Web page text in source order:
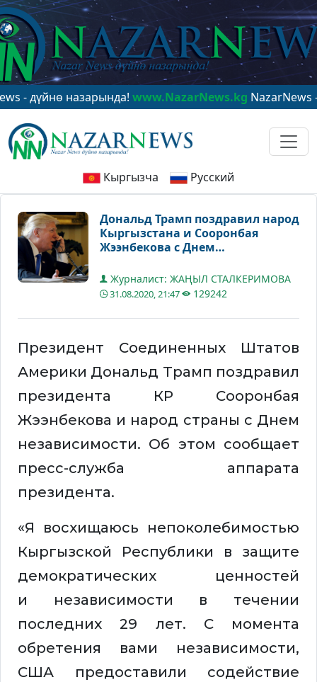
назарында!www.NazarNews.kgNazarNews - в
Кыргызча Русский
Дональд Трамп поздравил народ
Кыргызстана и Сооронбая
Жээнбекова с Днем
Журналист: ЖАҢЫЛ СТАЛКЕРИМОВА
31.08.2020, 21:47 129242
Президент Соединенных Штатов
Америки Дональд Трамп поздравил
президента КР Сооронбая
Жээнбекова и народ страны с Днем
независимости. Об этом сообщает
пресс-служба аппарата
президента.
«Я восхищаюсь непоколебимостью
Кыргызской Республики в защите
демократических ценностей
и независимости в течении
последних 29 лет. С момента
обретения вами независимости,
США предоставили содействие